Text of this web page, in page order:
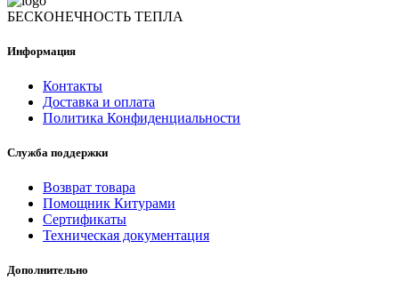
БЕСКОНЕЧНОСТЬ ТЕПЛА
Информация
Контакты
Доставка и оплата
Политика Конфиденциальности
Служба поддержки
Возврат товара
Помощник Китурами
Сертификаты
Техническая документация
Дополнительно